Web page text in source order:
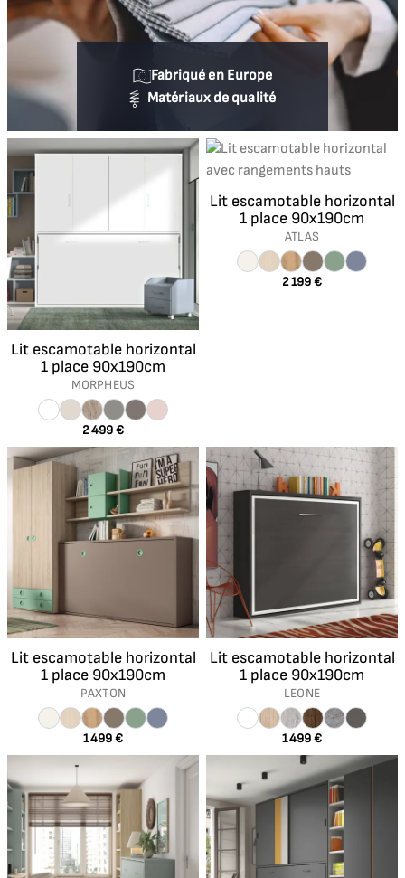
Fabriqué en Europe
Matériaux de qualité
Lit escamotable horizontal
1 place 90x190cm
MORPHEUS
2 499 €
Lit escamotable horizontal
1 place 90x190cm
ATLAS
2 199 €
Lit escamotable horizontal
1 place 90x190cm
PAXTON
1 499 €
Lit escamotable horizontal
1 place 90x190cm
LEONE
1 499 €